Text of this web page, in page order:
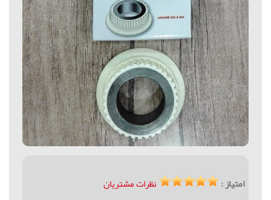
امتیاز :
نظرات مشتریان